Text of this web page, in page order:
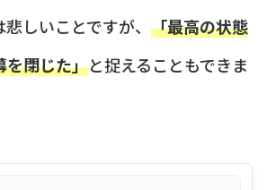
しいことですが、 「最高の状態
を閉じた」と捉えることもできま